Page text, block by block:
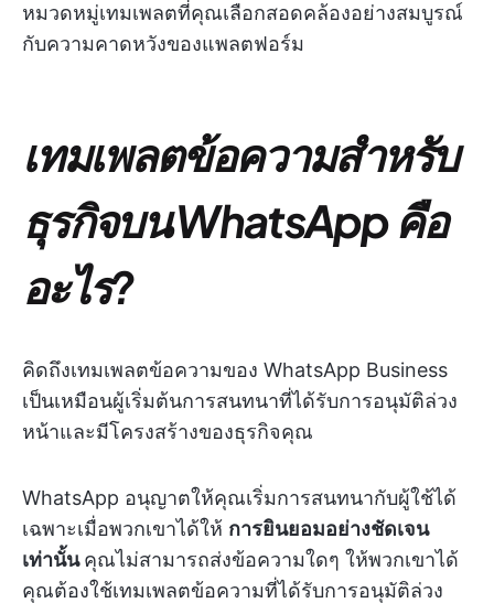
หมวดหมู่เทมเพลตที่คุณเลือกสอดคล้องอย่างสมบูรณ์
กับความคาดหวังของแพลตฟอร์ม
เทมเพลตข้อความสำหรับ
ธุรกิจบน WhatsApp คือ
อะไร?
คิดถึงเทมเพลตข้อความของ WhatsApp Business
เป็นเหมือนผู้เริ่มต้นการสนทนาที่ได้รับการอนุมัติล่วง
หน้าและมีโครงสร้างของธุรกิจคุณ
WhatsApp อนุญาตให้คุณเริ่มการสนทนากับผู้ใช้ได้
เฉพาะเมื่อพวกเขาได้ให้ การยินยอมอย่างชัดเจน
เท่านั้นคุณไม่สามารถส่งข้อความใดๆ ให้พวกเขาได้
คุณต้องใช้เทมเพลตข้อความที่ได้รับการอนุมัติล่วง